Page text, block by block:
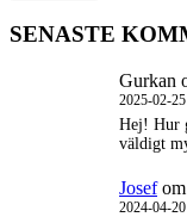
SENASTE
Gurkan
2025-02-25
Hej! Hur
väldigt
Josefom
2024-04-20